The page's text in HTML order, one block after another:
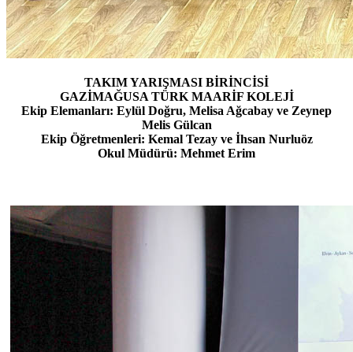
TAKIM YARIŞMASI BİRİNCİSİ
GAZİMAĞUSA TÜRK MAARİF KOLEJİ
Ekip Elemanları: Eylül Doğru, Melisa Ağcabay ve Zeynep
Melis Gülcan
Ekip Öğretmenleri: Kemal Tezay ve İhsan Nurluöz
Okul Müdürü: Mehmet Erim